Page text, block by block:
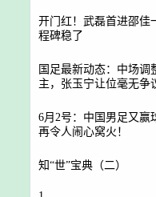
开门红！武磊首进邵佳
程碑稳了
国足最新动态：中场调
主，张玉宁让位毫无争
6月2号：中国男足又赢
再令人闹心窝火！
知“世”宝典（二）